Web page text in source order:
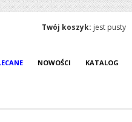
Twój koszyk: jest pusty
NOWOŚCI KATALOG